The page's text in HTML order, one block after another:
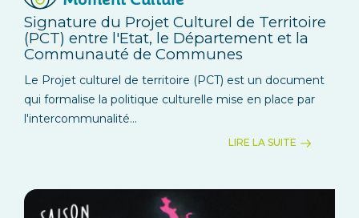
Signature du Projet Culturel de Territoire
(PCT) entre l'Etat, le Département et la
Communauté de Communes
Le Projet culturel de territoire (PCT) est un document
qui formalise la politique culturelle mise en place par
l'intercommunalité...
LIRE LA SUITE